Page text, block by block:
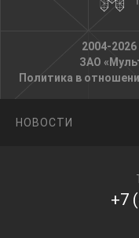
2004-
ЗАО
Политика в
НОВОСТИ
+7